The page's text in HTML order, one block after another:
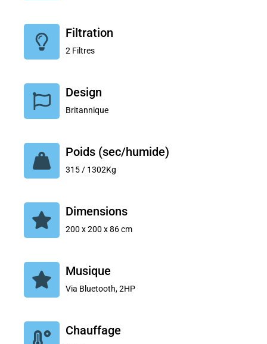
Filtration
2 Filtres
Design
Britannique
Poids (sec/humide)
315 / 1302Kg
Dimensions
200 x 200 x 86 cm
Musique
Via Bluetooth, 2HP
Chauffage